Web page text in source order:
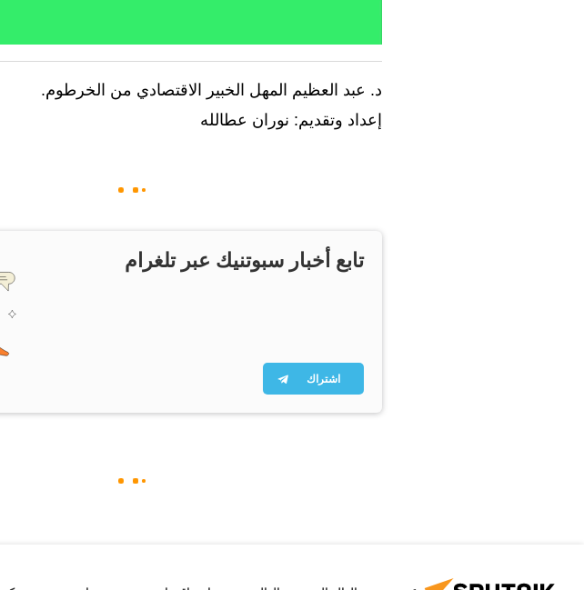
د. عبد العظيم المهل الخبير الاقتصادي من الخرطوم.
إعداد وتقديم: نوران عطالله
تابع أخبار سبوتنيك عبر تلغرام
اشتراك